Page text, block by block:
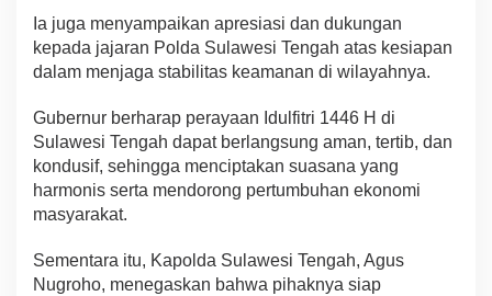
Ia juga menyampaikan apresiasi dan dukungan
kepada jajaran Polda Sulawesi Tengah atas kesiapan
dalam menjaga stabilitas keamanan di wilayahnya.
Gubernur berharap perayaan Idulfitri 1446 H di
Sulawesi Tengah dapat berlangsung aman, tertib, dan
kondusif, sehingga menciptakan suasana yang
harmonis serta mendorong pertumbuhan ekonomi
masyarakat.
Sementara itu, Kapolda Sulawesi Tengah, Agus
Nugroho, menegaskan bahwa pihaknya siap